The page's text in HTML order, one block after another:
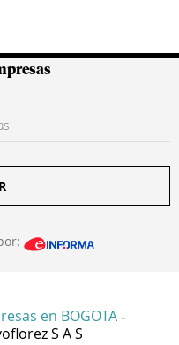
en BOGOTA -
S A S